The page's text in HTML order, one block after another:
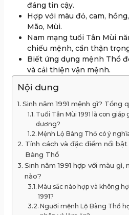
đáng tin cậy.
Hợp với màu đỏ, cam,
Mão, Mùi.
Nam mạng tuổi Tân Mùi
chiếu mệnh, cần thận
Biết ứng dụng mệnh Thổ
và cải thiện vận mệnh.
Nội dung
Sinh năm 1991 mệnh gì? Tổng
Tuổi Tân Mùi 1991 là con giáp
dương?
Mệnh Lộ Bàng Thổ có ý
Tính cách và đặc điểm nổi
Bàng Thổ
Sinh năm 1991 hợp với màu gì,
nào?
Màu sắc nào hợp và không
1991?
Người mệnh Lộ Bàng Thổ